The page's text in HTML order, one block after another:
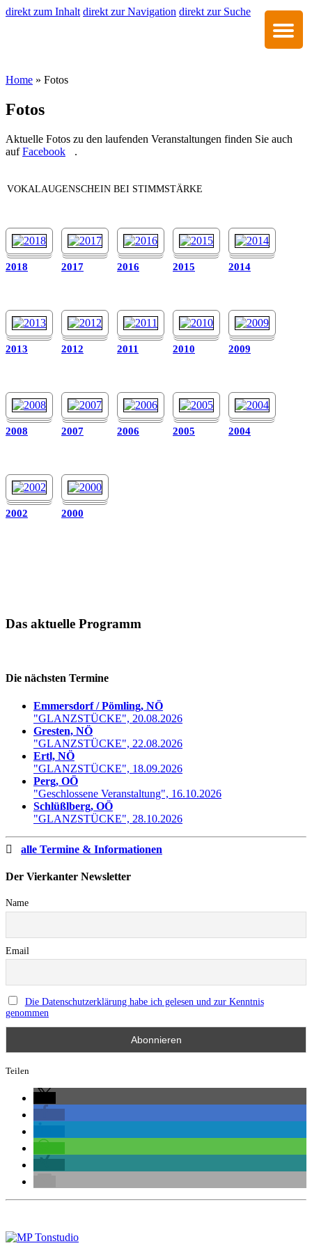
direkt zum Inhalt direkt zur Navigation direkt zur Suche
Home » Fotos
Fotos
Aktuelle Fotos zu den laufenden Veranstaltungen finden Sie auch
aufFacebook .
VOKALAUGENSCHEIN BEI STIMMSTÄRKE
2018 2017 2016 2015 2014
2013 2012 2011 2010 2009
2008 2007 2006 2005 2004
2002 2000
Das aktuelle Programm
Die nächsten Termine
Emmersdorf / Pömling, NÖ
"GLANZSTÜCKE", 20.08.2026
Gresten, NÖ
"GLANZSTÜCKE", 22.08.2026
Ertl, NÖ
"GLANZSTÜCKE", 18.09.2026
Perg, OÖ
"Geschlossene Veranstaltung", 16.10.2026
Schlüßlberg, OÖ
"GLANZSTÜCKE", 28.10.2026
alle Termine & Informationen
Der Vierkanter Newsletter
Name
Email
Die Datenschutzerklärung habe ich gelesen und zur Kenntnis
genommen
Teilen